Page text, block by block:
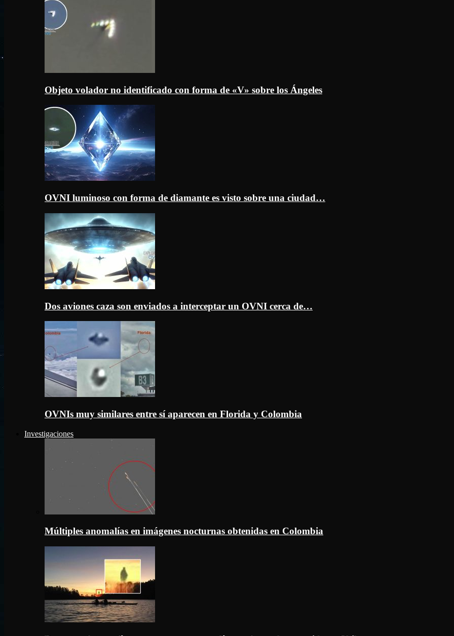
Objeto volador no identificado con forma de «V» sobre los Ángeles
OVNI luminoso con forma de diamante es visto sobre una ciudad…
Dos aviones caza son enviados a interceptar un OVNI cerca de…
OVNIs muy similares entre sí aparecen en Florida y Colombia
Investigaciones
Múltiples anomalías en imágenes nocturnas obtenidas en Colombia